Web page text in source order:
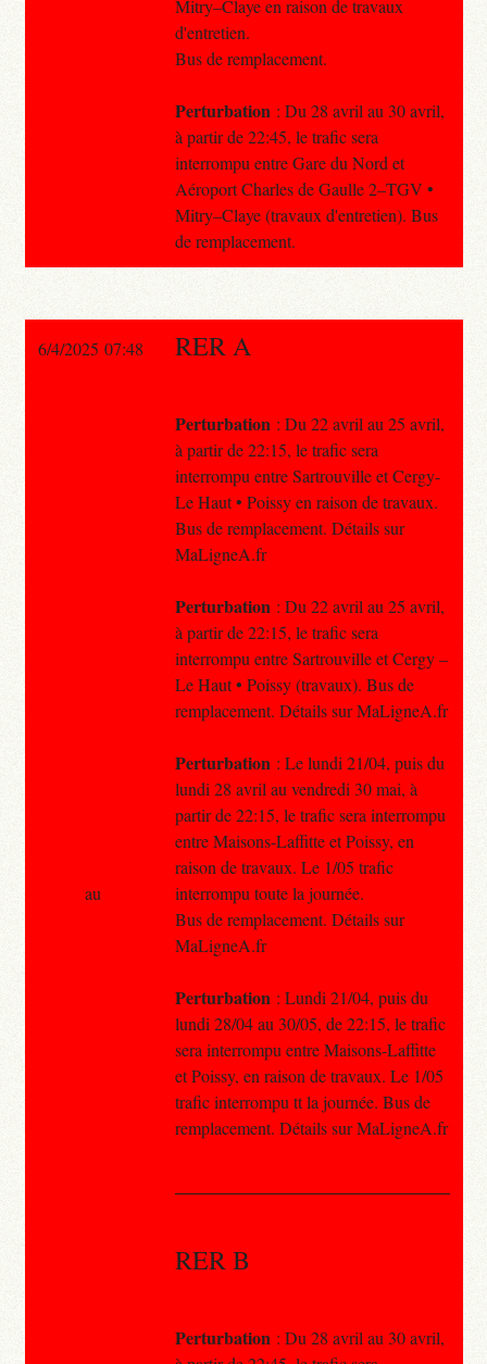
Mitry–Claye en raison de travaux
d'entretien.
Bus de remplacement.
Perturbation : Du 28 avril au 30 avril,
à partir de 22:45, le trafic sera
interrompu entre Gare du Nord et
Aéroport Charles de Gaulle 2–TGV •
Mitry–Claye (travaux d'entretien). Bus
de remplacement.
6/4/2025 07:48 RER A
Perturbation : Du 22 avril au 25 avril,
à partir de 22:15, le trafic sera
interrompu entre Sartrouville et Cergy-
Le Haut • Poissy en raison de travaux.
Bus de remplacement. Détails sur
MaLigneA.fr
Perturbation : Du 22 avril au 25 avril,
à partir de 22:15, le trafic sera
interrompu entre Sartrouville et Cergy –
Le Haut • Poissy (travaux). Bus de
remplacement. Détails sur MaLigneA.fr
Perturbation : Le lundi 21/04, puis du
lundi 28 avril au vendredi 30 mai, à
partir de 22:15, le trafic sera interrompu
entre Maisons-Laffitte et Poissy, en
raison de travaux. Le 1/05 trafic
interrompu toute la journée.
Bus de remplacement. Détails sur
MaLigneA.fr
Perturbation : Lundi 21/04, puis du
lundi 28/04 au 30/05, de 22:15, le trafic
sera interrompu entre Maisons-Laffitte
et Poissy, en raison de travaux. Le 1/05
trafic interrompu tt la journée. Bus de
remplacement. Détails sur MaLigneA.fr
RER B
Perturbation : Du 28 avril au 30 avril,
au